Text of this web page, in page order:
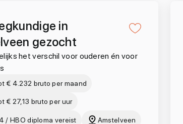
in
gezocht
het verschil voor ouderen én voor
€ 4.232 bruto per maand
€ 27,13 bruto per uur
/ HBO diploma vereist Amstelveen